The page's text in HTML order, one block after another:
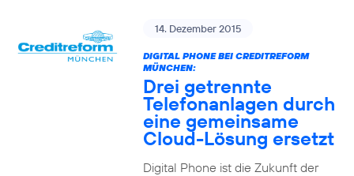
14. Dezember 2015
DIGITAL PHONE BEI CREDITREFORM
MÜNCHEN:
Drei getrennte
Telefonanlagen durch
eine gemeinsame
Cloud-Lösung ersetzt
Digital Phone ist die Zukunft der